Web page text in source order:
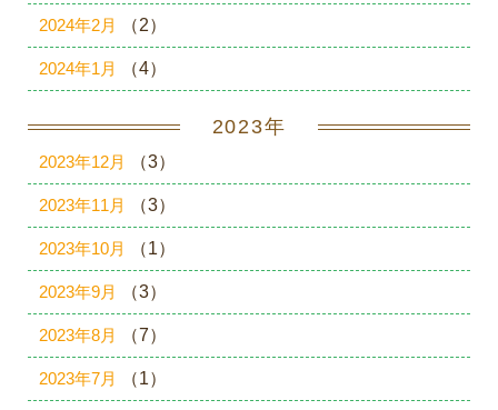
2024年2月 （2）
2024年1月 （4）
2023年
2023年12月 （3）
2023年11月 （3）
2023年10月 （1）
2023年9月 （3）
2023年8月 （7）
2023年7月 （1）